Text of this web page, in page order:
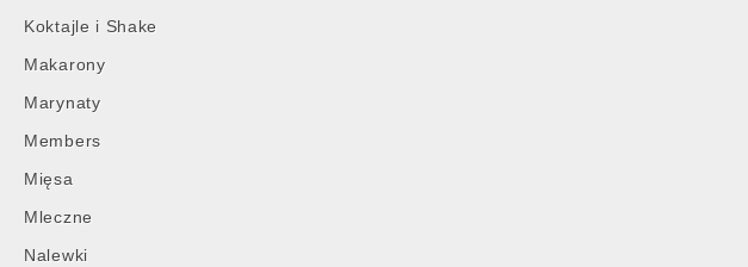
Koktajle i Shake
Makarony
Marynaty
Members
Mięsa
Mleczne
Nalewki